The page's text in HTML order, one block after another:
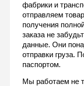
фабрики и
отправляем
получения
заказа не
данные. Они
отправки груза.
паспортом.
Мы работаем не